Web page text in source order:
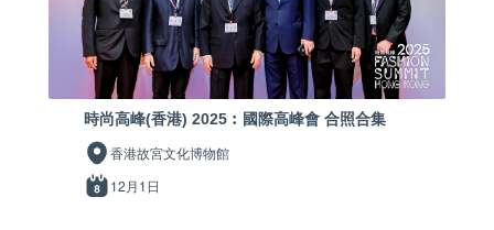
時尚高峰(香港) 2025︰國際高峰會 合照合集
香港故宮文化博物館
12月1日